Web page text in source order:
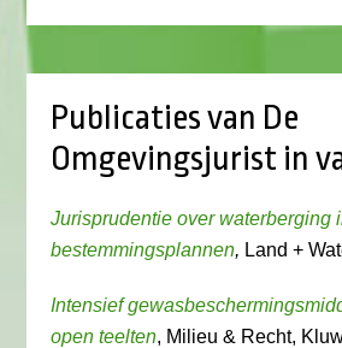
Publicaties van De
Omgevingsjurist in
Jurisprudentie over waterberging
bestemmingsplannen, Land +
Intensief
open teelten, Milieu & Recht,